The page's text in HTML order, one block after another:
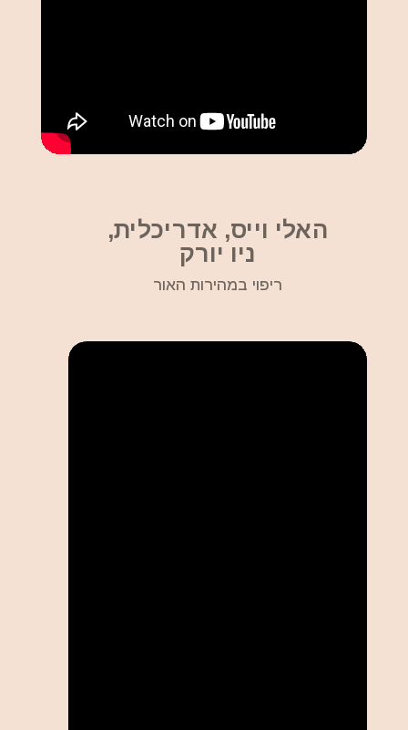
האלי וייס, אדריכלית,
ניו יורק
ריפוי במהירות האור